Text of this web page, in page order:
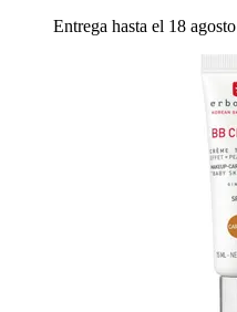
Entrega hasta el 18 agosto